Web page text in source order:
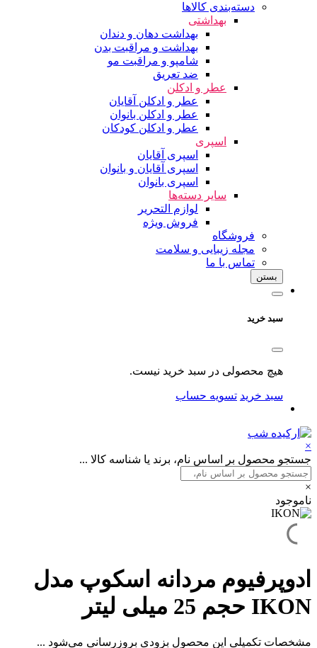
دسته‌بندی کالاها
بهداشتی
بهداشت دهان و دندان
بهداشت و مراقبت بدن
شامپو و مراقبت مو
ضد تعریق
عطر و ادکلن
عطر و ادکلن آقایان
عطر و ادکلن بانوان
عطر و ادکلن کودکان
اسپری
اسپری آقایان
اسپری آقایان و بانوان
اسپری بانوان
سایر دسته‌ها
لوازم التحریر
فروش ویژه
فروشگاه
مجله زیبایی و سلامت
تماس با ما
بستن
سبد خرید
هیچ محصولی در سبد خرید نیست.
سبد خرید تسویه حساب
×
جستجو محصول بر اساس نام، برند یا شناسه کالا ...
×
ناموجود
ادوپرفیوم مردانه اسکوپ مدل
IKON حجم 25 میلی لیتر
مشخصات تکمیلی این محصول بزودی بروزرسانی می‌شود ...